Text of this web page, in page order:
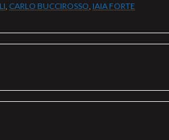
, CARLO BUCCIROSSO, IAIA FORTE